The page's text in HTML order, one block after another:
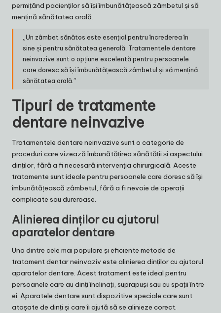
permițând pacienților să își îmbunătățească zâmbetul și să
mențină sănătatea orală.
„Un zâmbet sănătos este esențial pentru încrederea în
sine și pentru sănătatea generală. Tratamentele dentare
neinvazive sunt o opțiune excelentă pentru persoanele
care doresc să își îmbunătățească zâmbetul și să mențină
sănătatea orală.”
Tipuri de tratamente
dentare neinvazive
Tratamentele dentare neinvazive sunt o categorie de
proceduri care vizează îmbunătățirea sănătății și aspectului
dinților, fără a fi necesară intervenția chirurgicală. Aceste
tratamente sunt ideale pentru persoanele care doresc să își
îmbunătățească zâmbetul, fără a fi nevoie de operații
complicate sau dureroase.
Alinierea dinților cu ajutorul
aparatelor dentare
Una dintre cele mai populare și eficiente metode de
tratament dentar neinvaziv este alinierea dinților cu ajutorul
aparatelor dentare. Acest tratament este ideal pentru
persoanele care au dinți înclinați, suprapuși sau cu spații între
ei. Aparatele dentare sunt dispozitive speciale care sunt
atașate de dinți și care îi ajută să se alinieze corect.